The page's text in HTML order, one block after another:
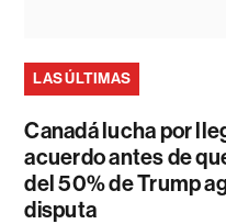
LAS ÚLTIMAS
Canadá lucha por
acuerdo antes de
del 50% de Trump
disputa